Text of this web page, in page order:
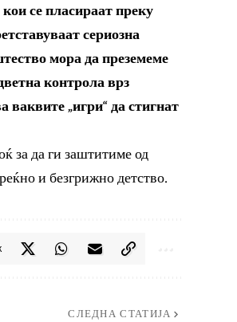
се пласираат преку
сериозна
мора да преземеме
контрола врз
„игри“ да стигнат
за да ги заштитиме од
и безгрижно детство.
СЛЕДНА СТАТИЈА